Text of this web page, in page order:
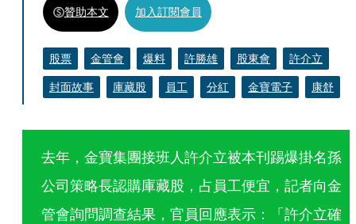
贊助本文 加入訂閱會員
股票 金管會 爆料 許勝雄 股東會
許介立
封面故事
庫藏股 員工 分紅 金寶電子 康舒
去年，金寶集團接班人許介立被本刊踢爆掛名孫
公司策略長認購庫藏股，占員工便宜，記者向金
管會詢問調查結果，官員回應表示：「許介立確